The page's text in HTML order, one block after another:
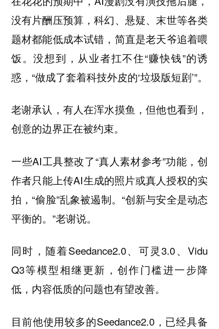
没有片酬压预算，科幻、悬疑、末世等各类
题材都能低成本试错，简直是老天爷追着喂
饭。没想到，从业者扛不住“赚快钱”的诱
惑，“做成了套着科技外皮的‘垃圾版短剧’”。
老谢承认，有人在浑水摸鱼，但他也看到，
创意的边界正在被约束。
一些AI工具整改了“真人素材参考”功能，创
作者只能上传AI生成的照片或真人授权的实
拍，“偷脸”乱象被遏制。“创新与安全是动态
平衡的。”老谢说。
同时，随着Seedance2.0、可灵3.0、Vidu
Q3等模型相继更新，创作门槛进一步降
低，内容低质的问题也有望改善。
目前他使用较多的Seedance2.0，已经具备